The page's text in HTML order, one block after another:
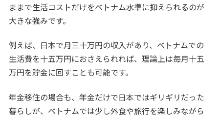
ままで生活コストだけをベトナム水準に抑えられるのが
大きな強みです。
例えば、日本で月三十万円の収入があり、ベトナムでの
生活費を十五万円におさえられれば、理論上は毎月十五
万円を貯金に回すことも可能です。
年金移住の場合も、年金だけで日本ではギリギリだった
暮らしが、ベトナムでは少し外食や旅行を楽しみながら